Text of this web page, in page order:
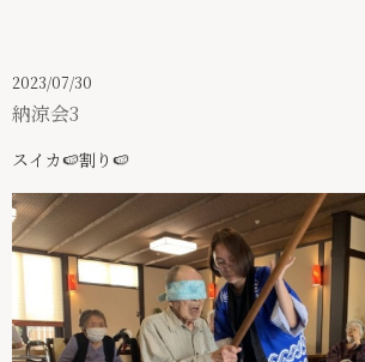
スタッフインタビュー
求人情報
絆ブログ
2023/07/30
納涼会3
スイカ🍉割り🍉